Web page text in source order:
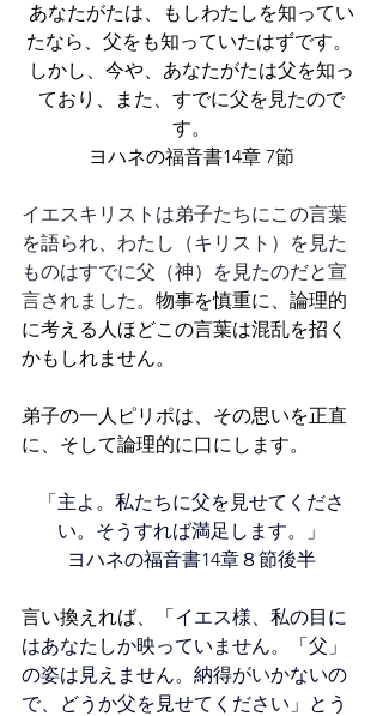
あなたがたは、もしわたしを知ってい
たなら、父をも知っていたはずです。
しかし、今や、あなたがたは父を知っ
ており、また、すでに父を見たので
す。
ヨハネの福音書14章 7節
イエスキリストは弟子たちにこの言葉
を語られ、わたし（キリスト）を見た
ものはすでに父（神）を見たのだと宣
言されました。 物事を慎重に、論理的
に考える人ほどこの言葉は混乱を招く
かもしれません。
弟子の一人ピリポは、その思いを正直
に、そして論理的に口にします。
「主よ。私たちに父を見せてくださ
い。そうすれば満足します。」
ヨハネの福音書14章８節後半
言い換えれば、「イエス様、私の目に
はあなたしか映っていません。「父」
の姿は見えません。納得がいかないの
で、どうか父を見せてください」とう